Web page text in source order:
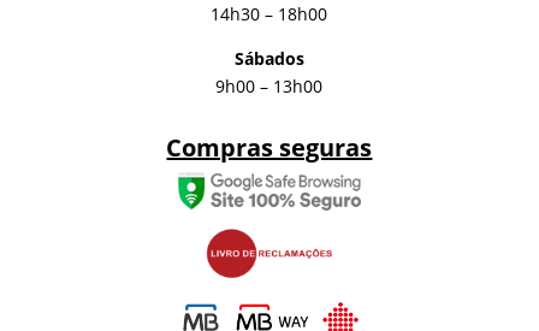
14h30 – 18h00
Sábados
9h00 – 13h00
Compras seguras